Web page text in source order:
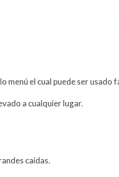
menú el cual puede ser usado
a cualquier lugar.
caídas.